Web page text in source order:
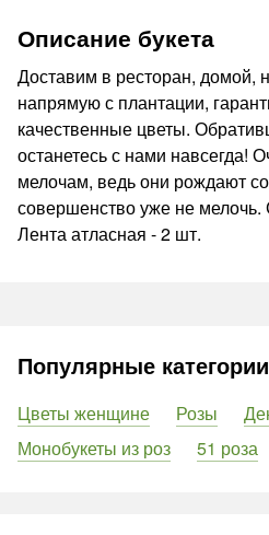
Описание букета
Доставим в ресторан, домой,
напрямую с плантации,
качественные цветы.
останетесь с нами навсегда!
мелочам, ведь они рождают
совершенство уже не мелочь.
Лента атласная - 2 шт.
Популярные категории
Цветы женщине Розы
Монобукеты из роз
51 роза